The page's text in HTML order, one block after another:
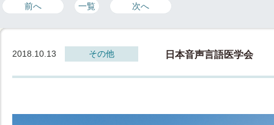
前へ 一覧 次へ
2018.10.13 その他 日本音声言語医学会